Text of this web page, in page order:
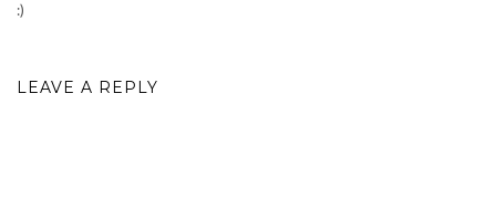
:)
LEAVE A REPLY